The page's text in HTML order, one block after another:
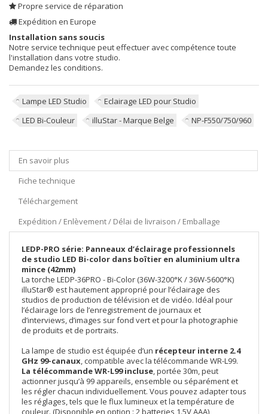
Propre service de réparation
Expédition en Europe
Installation sans soucis
Notre service technique peut effectuer avec compétence toute
l'installation dans votre studio.
Demandez les conditions.
Lampe LED Studio
Eclairage LED pour Studio
LED Bi-Couleur
illuStar - Marque Belge NP-F550/750/960
En savoir plus
Fiche technique
Téléchargement
Expédition / Enlèvement / Délai de livraison / Emballage
LEDP-PRO série: Panneaux d’éclairage professionnels
de studio LED Bi-color dans boîtier en aluminium ultra
mince (42mm)
La torche LEDP-36PRO - Bi-Color (36W-3200°K / 36W-5600°K)
illuStar® est hautement approprié pour l’éclairage des
studios de production de télévision et de vidéo. Idéal pour
l’éclairage lors de l’enregistrement de journaux et
d’interviews, d’images sur fond vert et pour la photographie
de produits et de portraits.
La lampe de studio est équipée d’un récepteur interne 2.4
GHz 99-canaux, compatible avec la télécommande WR-L99.
La télécommande WR-L99 incluse, portée 30m, peut
actionner jusqu’à 99 appareils, ensemble ou séparément et
les régler chacun individuellement. Vous pouvez adapter tous
les réglages, tels que le flux lumineux et la température de
couleur. (Disponible en option : 2 batteries 1.5V AAA)